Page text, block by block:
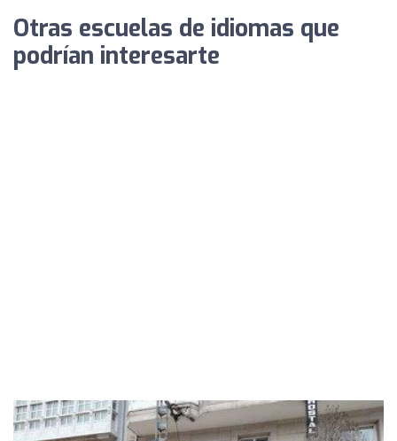
Otras escuelas de idiomas que
podrían interesarte